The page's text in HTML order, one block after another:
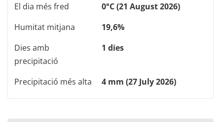
El dia més fred
0°C (21 August 2026)
Humitat mitjana
19,6%
Dies amb
precipitació
1 dies
Precipitació més alta 4 mm (27 July 2026)